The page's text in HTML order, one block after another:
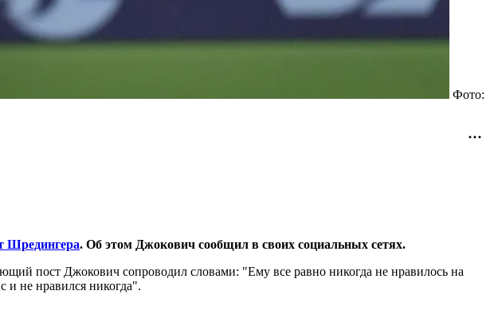
Фото:
Шредингера. Об этом Джокович сообщил в своих социальных сетях.
пост Джокович сопроводил словами: "Ему все равно никогда не нравилось на
и не нравился никогда".